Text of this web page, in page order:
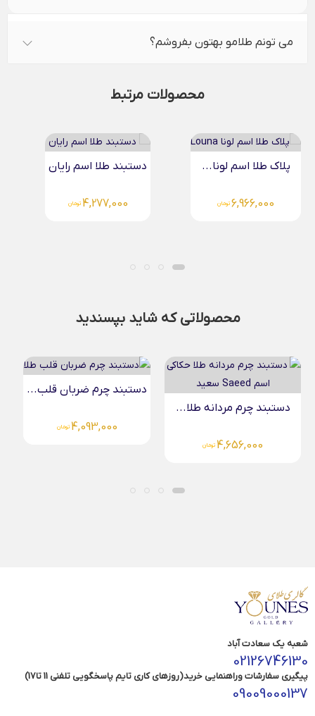
می تونم طلامو بهتون بفروشم؟
محصولات مرتبط
دستبند طلا اسم رایان
4,277,000 تومان
محصولاتی که شاید بپسندید
دستبند چرم ضربان قلب...
شعبه یک سعادت آباد
02126746130
پیگیری سفارشات وراهنمایی خرید(روزهای کاری تایم پاسخگویی تلفنی 11 تا17)
09009000137